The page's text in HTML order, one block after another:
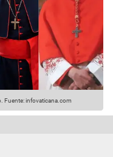
Fuente: infovaticana.com